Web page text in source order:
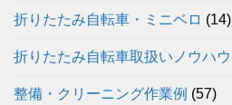
折りたたみ自転車・ミニベロ (14)
折りたたみ自転車取扱いノウハウ
整備・クリーニング作業例 (57)